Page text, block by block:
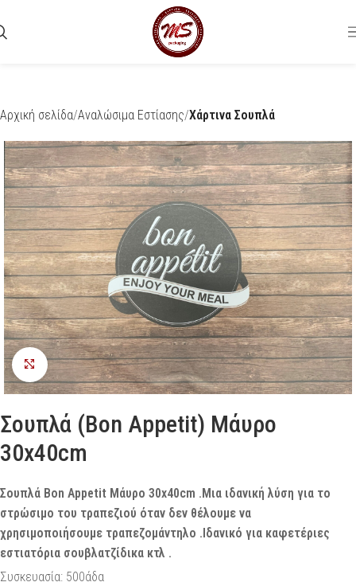
Αρχική σελίδα Αναλώσιμα Εστίασης Χάρτινα Σουπλά
Προβολή
Σουπλά (Bon Appetit) Μάυρο
30x40cm
Σουπλά Bon Appetit Μάυρο 30x40cm .Μια ιδανική λύση για το
στρώσιμο του τραπεζιού όταν δεν θέλουμε να
χρησιμοποιήσουμε τραπεζομάντηλο .Ιδανικό για καφετέριες
εστιατόρια σουβλατζίδικα κτλ .
Συσκευασία: 500άδα